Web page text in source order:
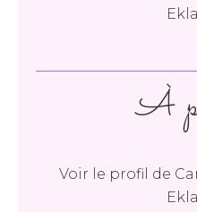
À
Voir le profil de